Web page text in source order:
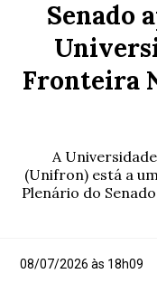
Senado
Fronteira
A
(Unifron) está a
Plenário do
08/07/2026 às 18h09